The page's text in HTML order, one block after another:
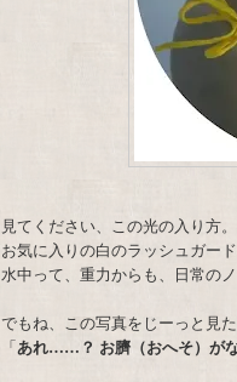
見てください、この光の入り方。
お気に入りの白のラッシュガー
水中って、重力からも、日常の
でもね、この写真をじーっと見
「あれ……？ お臍（おへそ）が